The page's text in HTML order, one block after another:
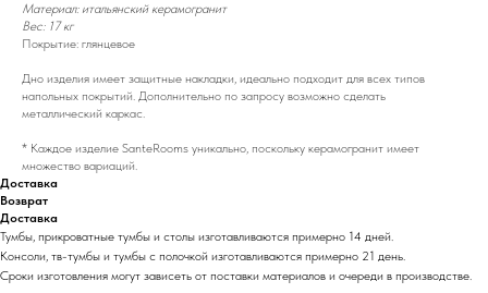
Материал: итальянский керамогранит
Вес: 17 кг
Покрытие: глянцевое
Дно изделия имеет защитные накладки, идеально подходит для всех типов
напольных покрытий. Дополнительно по запросу возможно сделать
металлический каркас.
* Каждое изделие SanteRooms уникально, поскольку керамогранит имеет
множество вариаций.
Доставка
Возврат
Доставка
Тумбы, прикроватные тумбы и столы изготавливаются примерно 14 дней.
Консоли, тв-тумбы и тумбы с полочкой изготавливаются примерно 21 день.
Сроки изготовления могут зависеть от поставки материалов и очереди в производстве.